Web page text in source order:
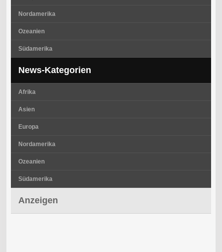
Nordamerika
Ozeanien
Südamerika
News-Kategorien
Afrika
Asien
Europa
Nordamerika
Ozeanien
Südamerika
Anzeigen